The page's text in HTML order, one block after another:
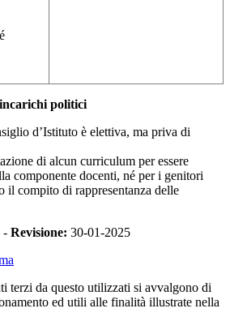
politici
d’Istituto è elettiva, ma priva di
di alcun curriculum per essere
componente docenti, né per i genitori
il compito di rappresentanza delle
- Revisione: 30-01-2025
terzi da questo utilizzati si avvalgono di
ed utili alle finalità illustrate nella